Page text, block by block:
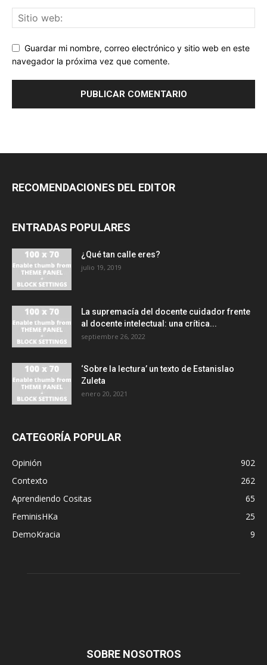
Guardar mi nombre, correo electrónico y sitio web en este
navegador la próxima vez que comente.
RECOMENDACIONES DEL EDITOR
ENTRADAS POPULARES
¿Qué tan calle eres?
julio 19, 2019
La supremacía del docente cuidador frente
al docente intelectual: una crítica...
septiembre 26, 2022
‘Sobre la lectura’ un texto de Estanislao
Zuleta
enero 20, 2021
CATEGORÍA POPULAR
Opinión
902
Contexto
262
Aprendiendo Cositas
65
FeminisHKa
25
DemoKracia
9
SOBRE NOSOTROS